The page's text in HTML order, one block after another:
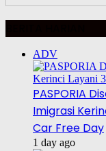
ADV
PASPORIA
Imigrasi
Car Free Day
1 day ago